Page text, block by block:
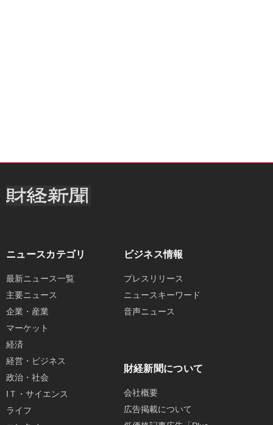
ニュースカテゴリ
最新ニュース一覧
主要ニュース
企業・産業
マーケット
経済
経営・ビジネス
政治・社会
IＴ・サイエンス
ライフ
ビジネス情報
プレスリリース
ニュースキーワード
音声ニュース
財経新聞について
会社概要
広告掲載について